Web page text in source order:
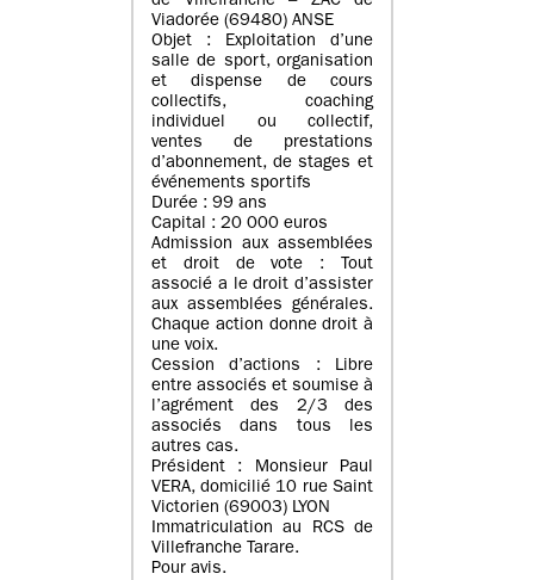
Viadorée (69480) ANSE
Objet : Exploitation d’une
salle de sport, organisation
et dispense de cours
collectifs, coaching
individuel ou collectif,
ventes de prestations
d’abonnement, de stages et
événements sportifs
Durée : 99 ans
Capital : 20 000 euros
Admission aux assemblées
et droit de vote : Tout
associé a le droit d’assister
aux assemblées générales.
Chaque action donne droit à
une voix.
Cession d’actions : Libre
entre associés et soumise à
l’agrément des 2/3 des
associés dans tous les
autres cas.
Président : Monsieur Paul
VERA, domicilié 10 rue Saint
Victorien (69003) LYON
Immatriculation au RCS de
Villefranche Tarare.
Pour avis.